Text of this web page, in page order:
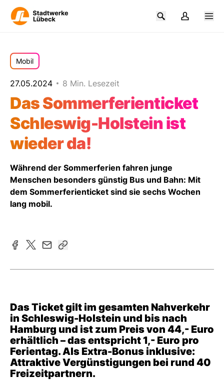
Mobil
27.05.2024 8 Min. Lesezeit
Das Sommerferienticket
Schleswig-Holstein ist
wieder da!
Während der Sommerferien fahren junge
Menschen besonders günstig Bus und Bahn: Mit
dem Sommerferienticket sind sie sechs Wochen
lang mobil.
Das Ticket gilt im gesamten Nahverkehr
in Schleswig-Holstein und bis nach
Hamburg und ist zum Preis von 44,- Euro
erhältlich – das entspricht 1,- Euro pro
Ferientag. Als Extra-Bonus inklusive:
Attraktive Vergünstigungen bei rund 40
Freizeitpartnern.